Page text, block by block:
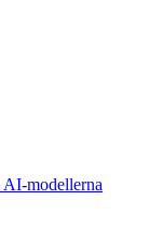
AI-modellerna